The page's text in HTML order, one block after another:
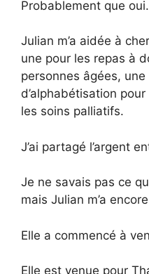
Probablement que
Julian m’a aidée à
une pour les repas à
personnes âgées,
d’alphabétisation
les soins palliatifs.
J’ai partagé l’argent
Je ne savais pas ce
mais Julian m’a
Elle a commencé à
Elle est venue pour